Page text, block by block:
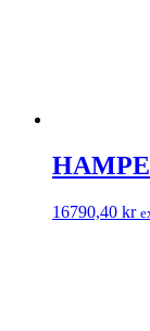
16790,40 kr